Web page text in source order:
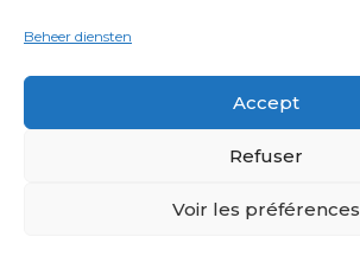
Beheer diensten
Accept
Refuser
Voir les préférences
Politique de confidentialité
Mentions légales